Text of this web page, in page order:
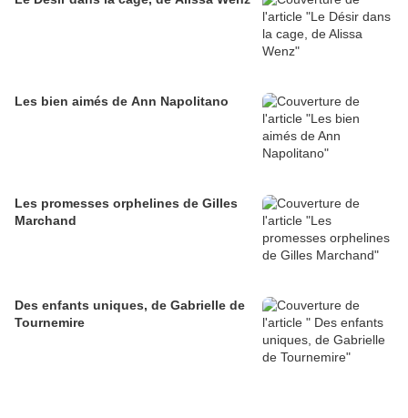
Les bien aimés de Ann Napolitano
Les promesses orphelines de Gilles
Marchand
Des enfants uniques, de Gabrielle de
Tournemire